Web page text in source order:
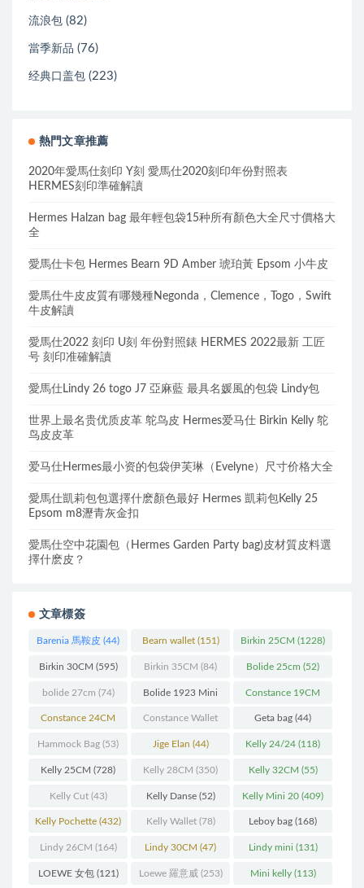
流浪包 (82)
當季新品 (76)
经典口盖包 (223)
熱門文章推薦
2020年愛馬仕刻印 Y刻 愛馬仕2020刻印年份對照表
HERMES刻印準確解讀
Hermes Halzan bag 最年輕包袋15种所有顏色大全尺寸價格大
全
愛馬仕卡包 Hermes Bearn 9D Amber 琥珀黃 Epsom 小牛皮
愛馬仕牛皮皮質有哪幾種Negonda，Clemence，Togo，Swift
牛皮解讀
愛馬仕2022 刻印 U刻 年份對照錶 HERMES 2022最新 工匠
号 刻印准確解讀
愛馬仕Lindy 26 togo J7 亞麻藍 最具名媛風的包袋 Lindy包
世界上最名贵优质皮革 鸵鸟皮 Hermes爱马仕 Birkin Kelly 鸵
鸟皮皮革
爱马仕Hermes最小资的包袋伊芙琳（Evelyne）尺寸价格大全
愛馬仕凱莉包包選擇什麽顏色最好 Hermes 凱莉包Kelly 25
Epsom m8瀝青灰金扣
愛馬仕空中花園包（Hermes Garden Party bag)皮材質皮料選
擇什麽皮？
文章標簽
Barenia 馬鞍皮 (44) Bearn wallet(151) Birkin 25CM (1228)
Birkin 30CM (595) Birkin 35CM (84) Bolide 25cm (52)
bolide 27cm (74) Bolide 1923 Mini
(93)
Constance 19CM
(571)
Constance 24CM
(216)
Constance Wallet
(60)
Geta bag (44)
Hammock Bag (53) Jige Elan (44) Kelly 24/24 (118)
Kelly 25CM (728) Kelly 28CM (350) Kelly 32CM (55)
Kelly Cut(43) Kelly Danse(52) Kelly Mini 20 (409)
Kelly Pochette (432) Kelly Wallet(78) Leboy bag (168)
Lindy 26CM (164) Lindy 30CM (47) Lindy mini (131)
LOEWE 女包(121) Loewe 羅意威(253) Mini kelly(113)